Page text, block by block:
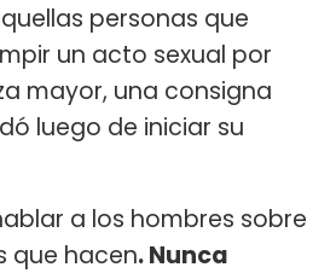
personas que
un acto sexual por
mayor, una consigna
luego de iniciar su
a los hombres sobre
que hacen. Nunca